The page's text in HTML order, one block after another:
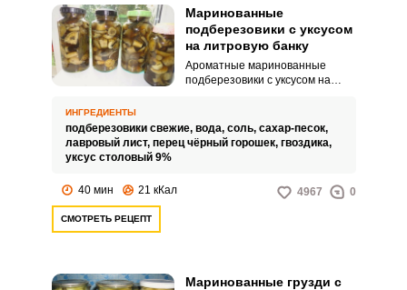
Маринованные
подберезовики с уксусом
на литровую банку
Ароматные маринованные
подберезовики с уксусом на
Хрустящая закуска дополнит
ваш семейный стол.
ИНГРЕДИЕНТЫ
подберезовики свежие, вода, соль, сахар-песок,
лавровый лист, перец чёрный горошек, гвоздика,
уксус столовый 9%
40 мин 21 кКал 4967 0
СМОТРЕТЬ РЕЦЕПТ
Маринованные грузди с